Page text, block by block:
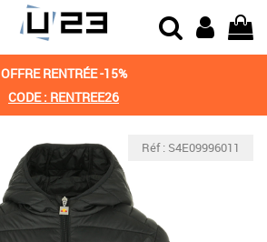
OFFRE RENTRÉE -15%
CODE : RENTREE26
Réf : S4E09996011